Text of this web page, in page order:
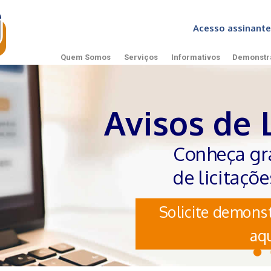
Acesso
Quem Somos Serviços Informativos
Avisos de
Conheça
de
Solicite